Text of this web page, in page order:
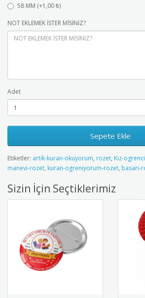
58 MM (+1,00 ₺)
NOT EKLEMEK İSTER MİSİNİZ?
Adet
Sepete Ekle
Etiketler: artik-kuran-okuyorum, rozet, Kız-
manevi-rozet, kuran-ogreniyorum-rozet, basari-
Sizin İçin Seçtiklerimiz